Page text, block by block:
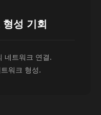
성 기회
네트워크 연결.
워크 형성.